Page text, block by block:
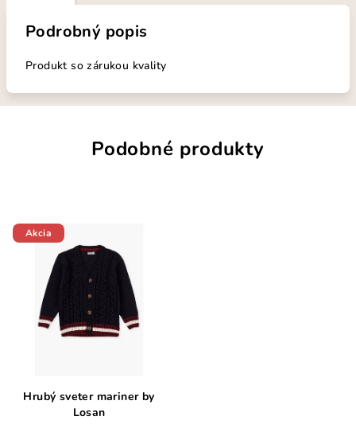
Podrobný popis
Produkt so zárukou kvality
Podobné produkty
Akcia
Hrubý sveter mariner by
Losan